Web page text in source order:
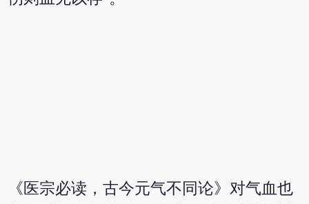
《医宗必读，古今元气不同论》对气血也